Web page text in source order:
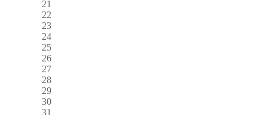
21
22
23
24
25
26
27
28
29
30
31